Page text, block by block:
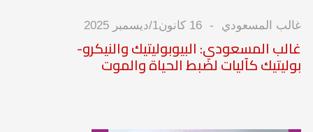
غالب المسعودي 16 كانون1/ديسمبر 2025
غالب المسعودي: البيوبوليتيك والنيكرو-
بوليتيك كآليات لضبط الحياة والموت